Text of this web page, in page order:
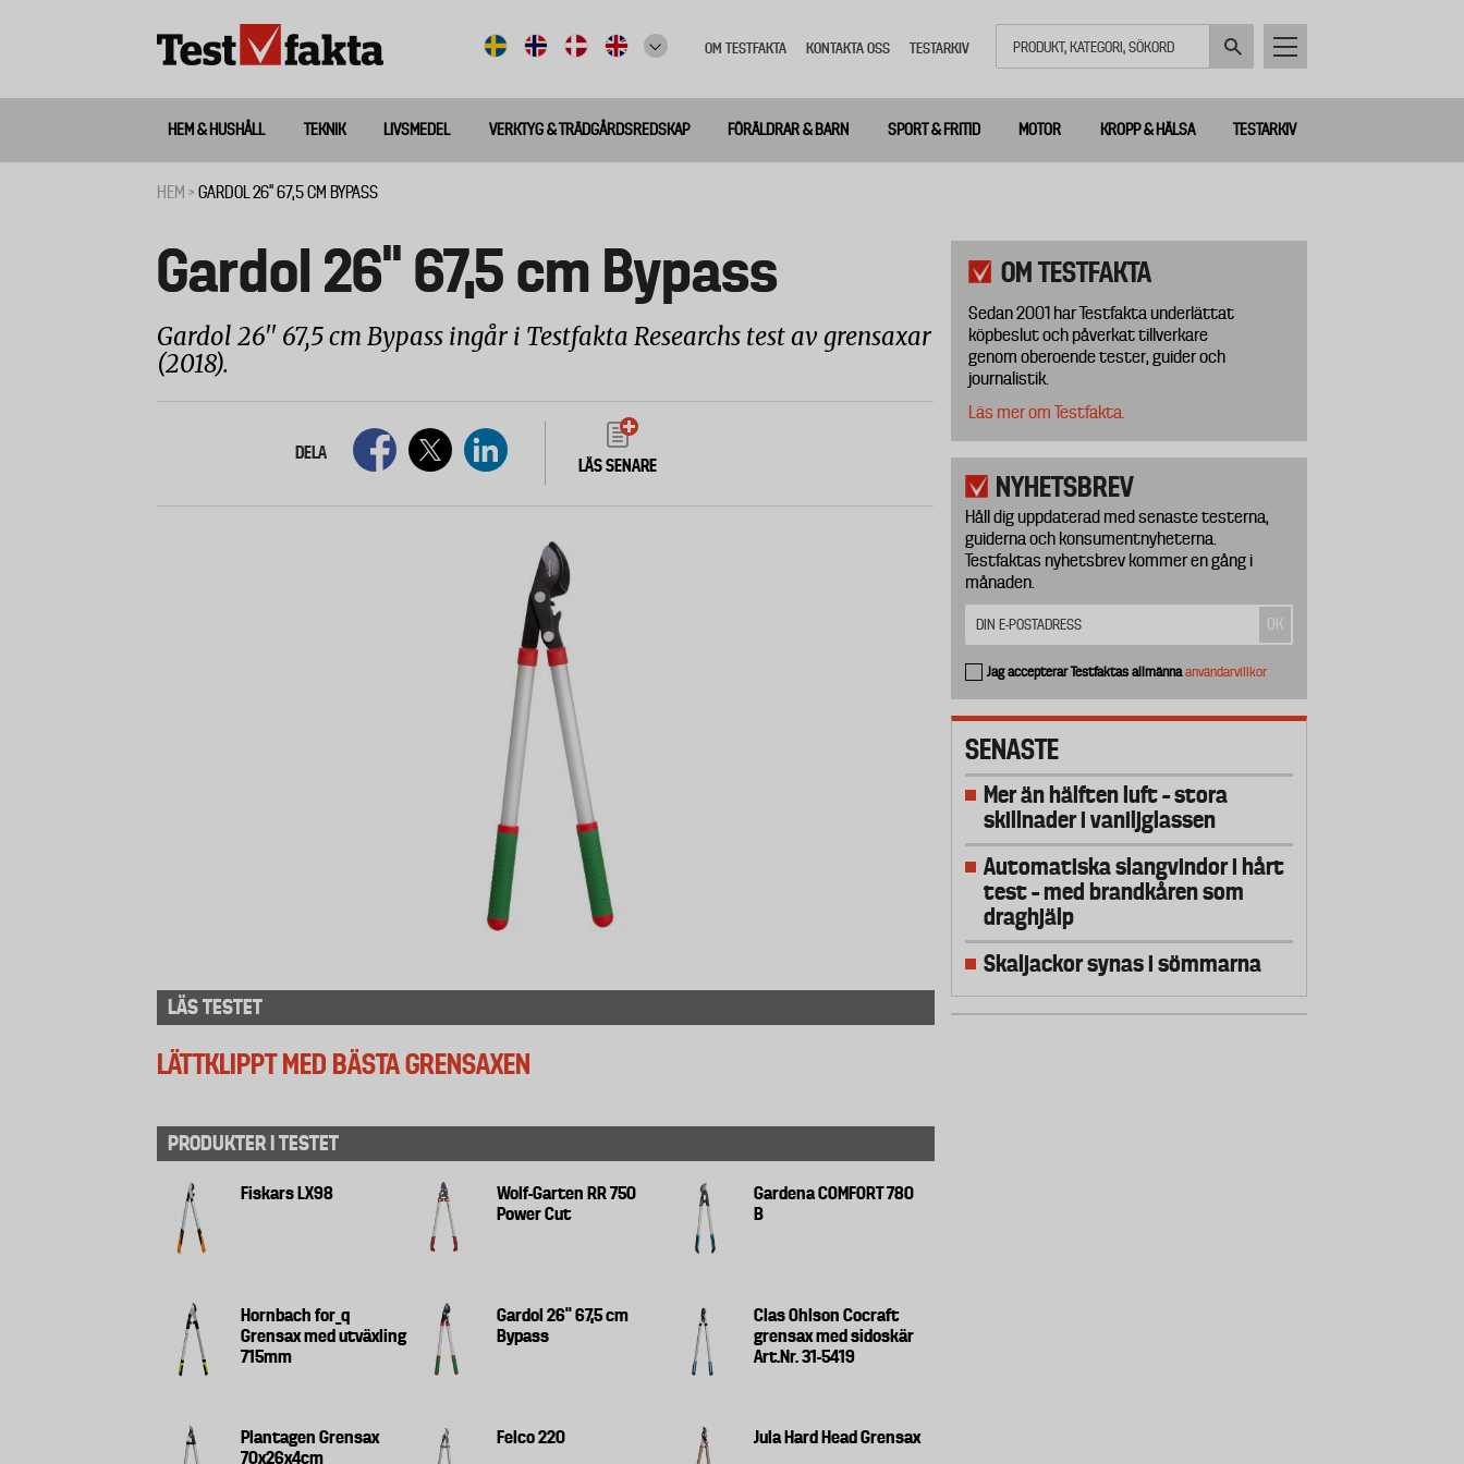
meny
OM TESTFAKTA KONTAKTA OSS TESTARKIV
Huvudmeny
ny
HEM & HUSHÅLL TEKNIK LIVSMEDEL VERKTYG & TRÄDGÅRDSREDSKAP FÖRÄLDRAR & BARN SPORT & FRITID MOTOR KROPP & HÄLSA TESTARKIV
HEM GARDOL 26'' 67,5 CM BYPASS
Gardol 26'' 67,5 cm Bypass
Gardol 26'' 67,5 cm Bypass ingår i Testfakta Researchs test av grensaxar
(2018).
DELA
LÄS SENARE
LÄS TESTET
LÄTTKLIPPT MED BÄSTA GRENSAXEN
PRODUKTER I TESTET
Fiskars LX98
Wolf-Garten RR 750
Power Cut
Gardena COMFORT 780
B
Hornbach for_q
Grensax med utväxling
715mm
Gardol 26'' 67,5 cm
Bypass
Clas Ohlson Cocraft
grensax med sidoskär
Art.Nr. 31-5419
Plantagen Grensax
70x26x4cm
Felco 220 Jula Hard Head Grensax
OM TESTFAKTA
Sedan 2001 har Testfakta underlättat
köpbeslut och påverkat tillverkare
genom oberoende tester, guider och
journalistik.
Läs mer om Testfakta.
NYHETSBREV
Håll dig uppdaterad med senaste testerna,
guiderna och konsumentnyheterna.
Testfaktas nyhetsbrev kommer en gång i
månaden.
Jag accepterar Testfaktas allmännaanvändarvillkor
SENASTE
Mer än hälften luft – stora
skillnader i vaniljglassen
Automatiska slangvindor i hårt
test – med brandkåren som
draghjälp
Skaljackor synas i sömmarna